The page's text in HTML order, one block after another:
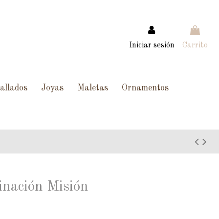
Iniciar sesión Carrito
Joyas Maletas Ornamentos
Misión